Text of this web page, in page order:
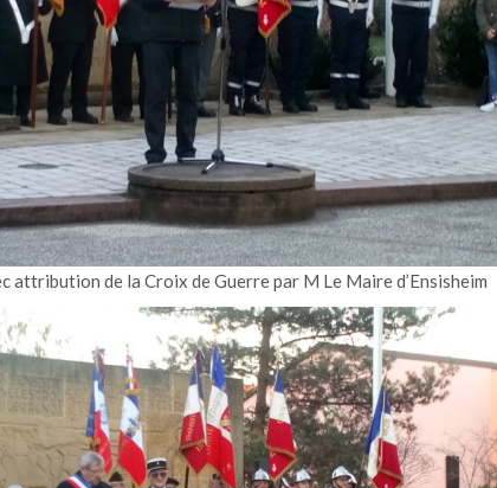
attribution de la Croix de Guerre par M Le Maire d’Ensisheim